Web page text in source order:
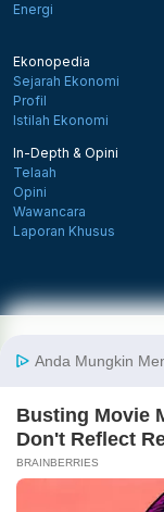
Energi
Ekonopedia
Sejarah Ekonomi
Profil
Istilah Ekonomi
In-Depth & Opini
Telaah
Opini
Wawancara
Laporan Khusus